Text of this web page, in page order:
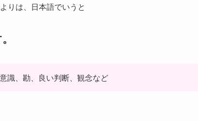
りは、日本語でいうと
識、勘、良い判断、観念など